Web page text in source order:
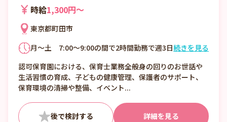
時給1,300円〜
東京都町田市
月～土 7:00～9:00の間で2時間勤務で週3日
出勤をお願いしています。 ◆残業や持ち帰り
仕事はありません。
続きを見る
認可保育園における、保育士業務全般身の回りのお世話や
生活習慣の育成、子どもの健康管理、保護者のサポート、
保育環境の清掃や整備、イベント...
詳細を見る